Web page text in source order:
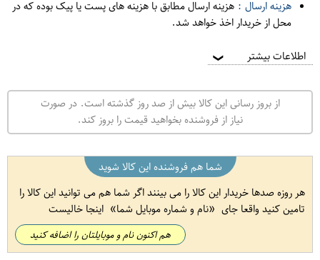
هزینه ارسال : هزینه ارسال مطابق با هزینه های پست یا پیک بوده که در
محل از خریدار اخذ خواهد شد.
اطلاعات بیشتر ❯
از بروز رسانی این کالا بیش از صد روز گذشته است. در صورت
نیاز از فروشنده بخواهید قیمت را بروز کند.
شما هم فروشنده این کالا شوید
هر روزه صدها خریدار این کالا را می بینند اگر شما هم می توانید این کالا را
تامین کنید واقعا جای
نام و شماره موبایل شما اینجا خالیست
هم اکنون نام و موبایلتان را اضافه کنید